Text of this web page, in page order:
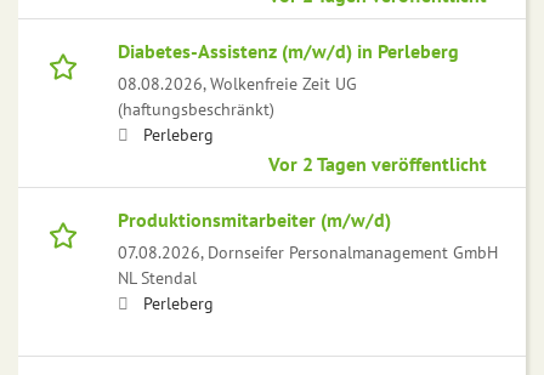
Diabetes-Assistenz (m/w/d) in Perleberg
08.08.2026,Wolkenfreie Zeit UG
(haftungsbeschränkt)
Perleberg
Vor 2 Tagen veröffentlicht
Produktionsmitarbeiter (m/w/d)
07.08.2026, Dornseifer Personalmanagement GmbH
NL Stendal
Perleberg